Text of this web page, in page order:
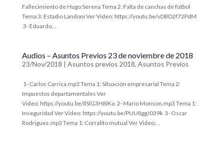
Fallecimiento de Hugo Serena Tema 2: Falta de canchas de fútbol
Tema 3: Estadio Landoni Ver Video: https://youtu.be/vDBD2f72PdM
3- Eduardo...
Audios – Asuntos Previos 23 de noviembre de 2018
23/Nov/2018 | Asuntos previos 2018, Asuntos Previos
1- Carlos Carrica.mp3 Tema 1: Situación empresarial Tema 2:
Impuestos departamentales Ver
Video: https://youtu.be/IlSlG3H8iKo 2- Mario Monson.mp3 Tema 1:
Inseguridad Ver Video: https://youtu.be/PUU8ggJ039k 3- Oscar
Rodriguez.mp3 Tema 1: Corralito mutual Ver Video:...